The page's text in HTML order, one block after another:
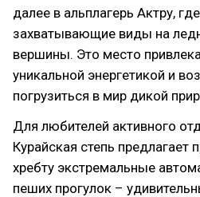
далее в альплагерь Актру,
захватывающие виды на
вершины. Это место
уникальной энергетикой и
погрузиться в мир дикой
Для любителей активного
Курайская степь предлагает
хребту экстремальные
пеших прогулок –